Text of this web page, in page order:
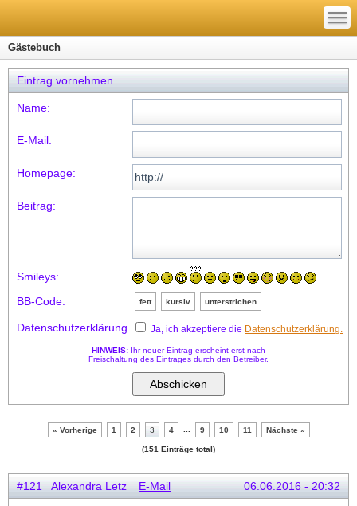
—
—
—
Gästebuch
Eintrag vornehmen
Name:
E-Mail:
Homepage:
Beitrag:
Smileys:
BB-Code:
fett kursiv unterstrichen
Datenschutzerklärung Ja, ich akzeptiere die Datenschutzerklärung.
HINWEIS: Ihr neuer Eintrag erscheint erst nach
Freischaltung des Eintrages durch den Betreiber.
« Vorherige 1 2 3 4 9 10 11 Nächste »
(151 Einträge total)
#121 Alexandra Letz E-Mail 06.06.2016 - 20:32